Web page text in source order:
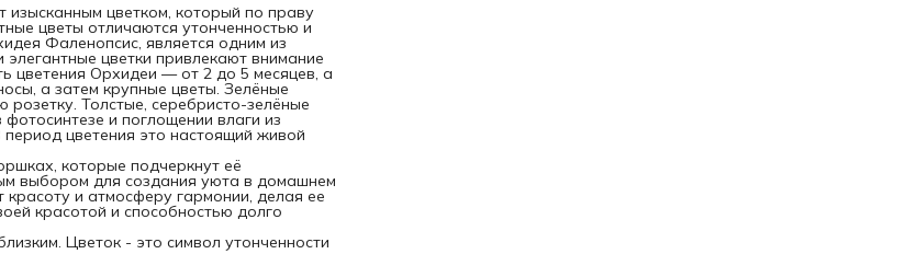
цветком, который по праву
цветы отличаются утонченностью и
Фаленопсис, является одним из
цветки привлекают внимание
цветения Орхидеи — от 2 до 5 месяцев, а
а затем крупные цветы. Зелёные
Толстые, серебристо-зелёные
и поглощении влаги из
цветения это настоящий живой
которые подчеркнут её
выбором для создания уюта в домашнем
и атмосферу гармонии, делая ее
красотой и способностью долго
Цветок - это символ утонченности